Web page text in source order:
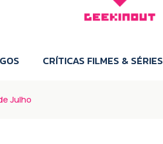
CRÍTICAS FILMES & SÉRIES
Julho